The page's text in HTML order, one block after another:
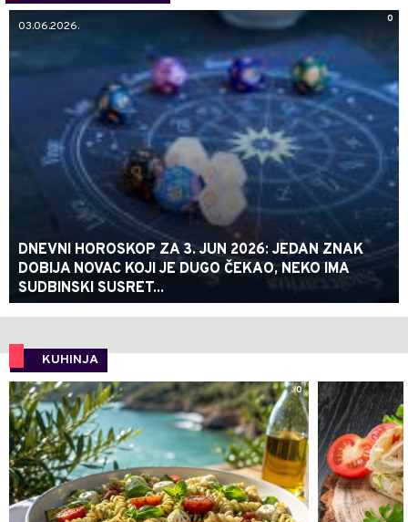
0
03.06.2026.
DNEVNI HOROSKOP ZA 3. JUN 2026: JEDAN ZNAK
DOBIJA NOVAC KOJI JE DUGO ČEKAO, NEKO IMA
SUDBINSKI SUSRET...
KUHINJA
0